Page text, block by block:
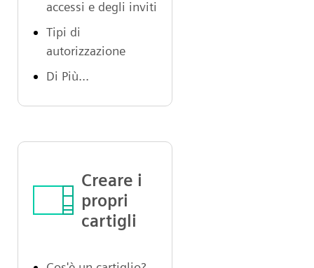
accessi e degli inviti
Tipi di
autorizzazione
Di Più...
Creare i
propri
cartigli